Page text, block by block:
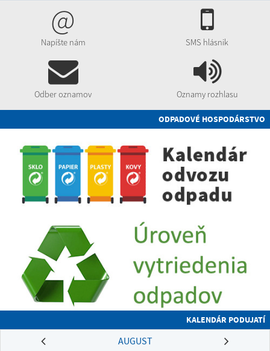
@
Napíšte nám SMS hlásnik
Odber oznamov Oznamy rozhlasu
ODPADOVÉ HOSPODÁRSTVO
KALENDÁR PODUJATÍ
AUGUST